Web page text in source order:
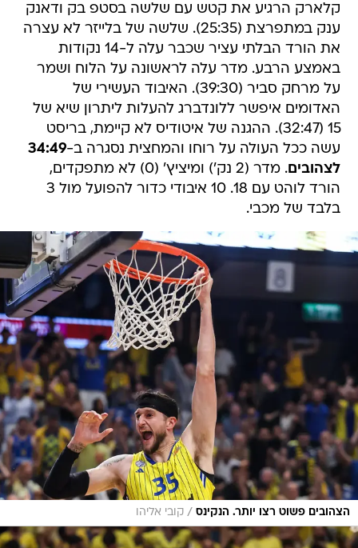
קלארק הרגיע את קטש עם שלשה בסטפ בק ודאנק
ענק במתפרצת (25:35). שלשה של בלייזר לא עצרה
את הורד הבלתי עציר שכבר עלה ל-14 נקודות
באמצע הרבע. מדר עלה לראשונה על הלוח ושמר
על מרחק סביר (39:30). האיבוד העשירי של
האדומים איפשר ללונדברג להעלות ליתרון שיא של
15 (32:47). ההגנה של איטודיס לא קיימת, בריסט
עשה ככל העולה על רוחו והמחצית נסגרה ב-34:49
לצהובים
. מדר (2 נק') ומיציץ' (0) לא מתפקדים,
הורד לוהט עם 18. 10 איבודי כדור להפועל מול 3
בלבד של מכבי.
הצהובים פשוט רצו יותר. הנקינס / קובי אליהו